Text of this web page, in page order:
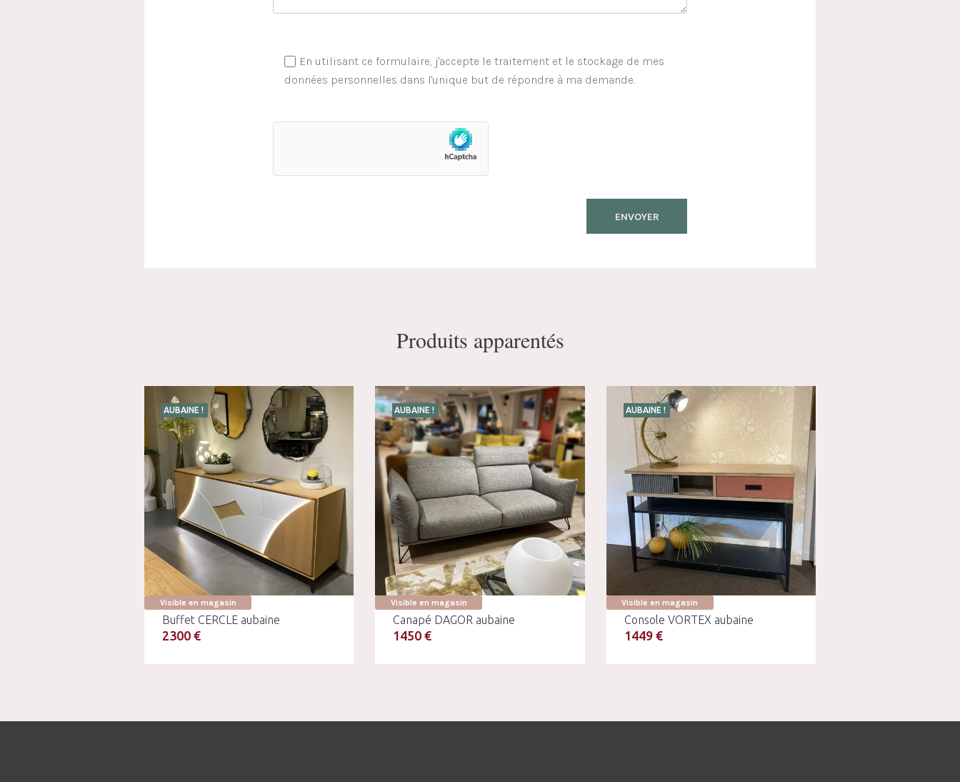
En utilisant ce formulaire, j'accepte le traitement et le stockage de mes
données personnelles dans l'unique but de répondre à ma demande.
Produits apparentés
AUBAINE !
Visible en magasin
Buffet CERCLE aubaine
2300 €
AUBAINE !
Visible en magasin
Canapé DAGOR aubaine
1450 €
AUBAINE !
Visible en magasin
Console VORTEX aubaine
1449 €